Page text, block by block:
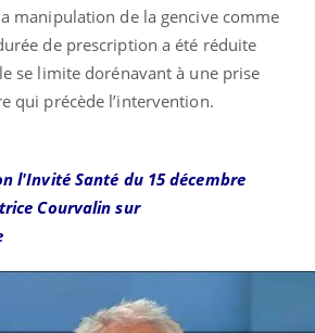
manipulation de la gencive comme
de prescription a été réduite
se limite dorénavant à une prise
qui précède l’intervention.
l'Invité Santé du 15 décembre
Courvalin sur